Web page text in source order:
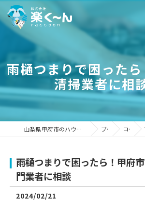
雨樋つまりで困った
清掃業者に相
山梨県甲府市のハウスクリーニングなら株式会社楽く～ん ブログ コラム
雨樋つまりで困ったら！甲府
門業者に相談
2024/02/21